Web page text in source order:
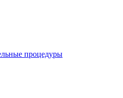
процедуры